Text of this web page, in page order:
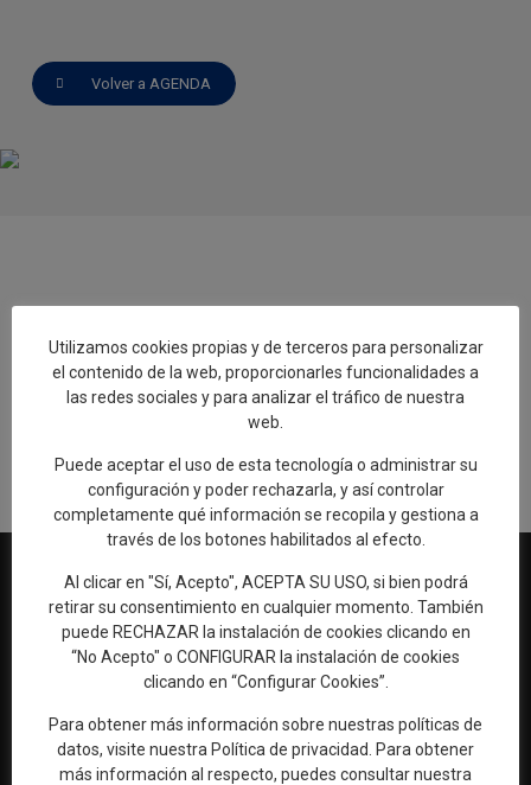
Volver a AGENDA
Añadir reseña en Google
Rellenar encuesta de calidad
Web oficial de Turismo del Excmo. Ayuntamiento de Talavera de
la Reina
Ronda del Cañillo, s/n
45600 Talavera de la Reina (Toledo)
Utilizamos cookies propias y de terceros para personalizar
el contenido de la web, proporcionarles funcionalidades a
las redes sociales y para analizar el tráfico de nuestra
web.
Puede aceptar el uso de esta tecnología o administrar su
configuración y poder rechazarla, y así controlar
completamente qué información se recopila y gestiona a
través de los botones habilitados al efecto.
Al clicar en "Sí, Acepto", ACEPTA SU USO, si bien podrá
retirar su consentimiento en cualquier momento. También
puede RECHAZAR la instalación de cookies clicando en
“No Acepto" o CONFIGURAR la instalación de cookies
clicando en “Configurar Cookies”.
Para obtener más información sobre nuestras políticas de
datos, visite nuestra Política de privacidad
. Para obtener
más información al respecto, puedes consultar nuestra